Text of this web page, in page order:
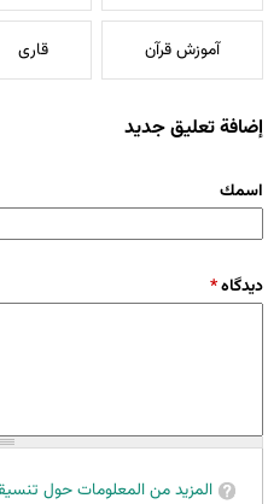
آموزش قرآن قاری
إضافة تعليق جديد
‏اسمك ‏
‏دیدگاه ‏*
المزيد من المعلومات حول